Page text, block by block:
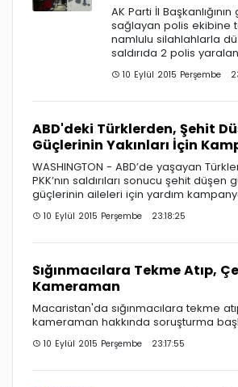
AK Parti İl
sağlayan polis ekibine
namlulu silahlahlarla
saldırıda 2 polis
10 Eylül 2015 Perşembe
ABD'deki Türklerden, Şehit
Güçlerinin Yakınları İçin
WASHINGTON - ABD’de yaşayan
PKK’nın saldırıları sonucu şehit düşen
güçlerinin aileleri için yardım
10 Eylül 2015 Perşembe 23:18:25
Sığınmacılara Tekme Atıp,
Kameraman
Macaristan'da sığınmacılara tekme
kameraman hakkında soruşturma
10 Eylül 2015 Perşembe 23:17:55